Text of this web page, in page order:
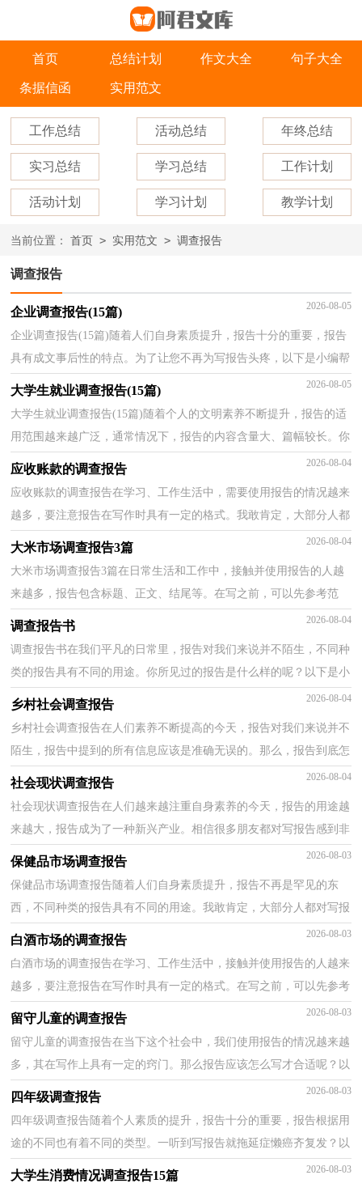
首页 总结计划 作文大全 句子大全
条据信函 实用范文
工作总结 活动总结 年终总结
实习总结 学习总结 工作计划
活动计划 学习计划 教学计划
当前位置： 首页 > 实用范文 > 调查报告
调查报告
企业调查报告(15篇) 2026-08-05
企业调查报告(15篇)随着人们自身素质提升，报告十分的重要，报告
具有成文事后性的特点。为了让您不再为写报告头疼，以下是小编帮
大家整理的企业调查报告，供大家参考借鉴，希望可以帮...
大学生就业调查报告(15篇) 2026-08-05
大学生就业调查报告(15篇)随着个人的文明素养不断提升，报告的适
用范围越来越广泛，通常情况下，报告的内容含量大、篇幅较长。你
所见过的报告是什么样的呢？以下是小编帮大家整理的...
应收账款的调查报告 2026-08-04
应收账款的调查报告在学习、工作生活中，需要使用报告的情况越来
越多，要注意报告在写作时具有一定的格式。我敢肯定，大部分人都
对写报告很是头疼的，以下是小编帮大家整理的应收账...
大米市场调查报告3篇 2026-08-04
大米市场调查报告3篇在日常生活和工作中，接触并使用报告的人越
来越多，报告包含标题、正文、结尾等。在写之前，可以先参考范
文，以下是小编收集整理的大米市场调查报告，希望对大家...
调查报告书 2026-08-04
调查报告书在我们平凡的日常里，报告对我们来说并不陌生，不同种
类的报告具有不同的用途。你所见过的报告是什么样的呢？以下是小
编精心整理的调查报告书，仅供参考，希望能够帮助到大...
乡村社会调查报告 2026-08-04
乡村社会调查报告在人们素养不断提高的今天，报告对我们来说并不
陌生，报告中提到的所有信息应该是准确无误的。那么，报告到底怎
么写才合适呢？下面是小编为大家整理的乡村社会调查...
社会现状调查报告 2026-08-04
社会现状调查报告在人们越来越注重自身素养的今天，报告的用途越
来越大，报告成为了一种新兴产业。相信很多朋友都对写报告感到非
常苦恼吧，以下是小编整理的社会现状调查报告，仅供...
保健品市场调查报告 2026-08-03
保健品市场调查报告随着人们自身素质提升，报告不再是罕见的东
西，不同种类的报告具有不同的用途。我敢肯定，大部分人都对写报
告很是头疼的，下面是小编为大家收集的保健品市场调查...
白酒市场的调查报告 2026-08-03
白酒市场的调查报告在学习、工作生活中，接触并使用报告的人越来
越多，要注意报告在写作时具有一定的格式。在写之前，可以先参考
范文，以下是小编为大家整理的白酒市场的调查报告，仅...
留守儿童的调查报告 2026-08-03
留守儿童的调查报告在当下这个社会中，我们使用报告的情况越来越
多，其在写作上具有一定的窍门。那么报告应该怎么写才合适呢？以
下是小编精心整理的留守儿童的调查报告，供大家参考...
四年级调查报告 2026-08-03
四年级调查报告随着个人素质的提升，报告十分的重要，报告根据用
途的不同也有着不同的类型。一听到写报告就拖延症懒癌齐复发？以
下是小编精心整理的四年级调查报告，欢迎大家借鉴与...
大学生消费情况调查报告15篇 2026-08-03